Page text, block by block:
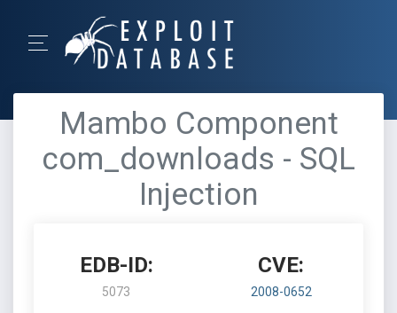
Mambo Component
com_downloads - SQL
Injection
EDB-ID:
5073
CVE:
2008-0652